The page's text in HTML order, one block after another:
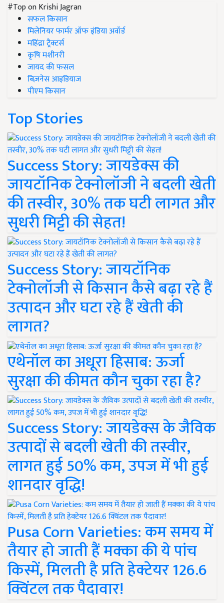
#Top on Krishi Jagran
सफल किसान
मिलेनियर फार्मर ऑफ इंडिया अवॉर्ड
महिंद्रा ट्रैक्टर्स
कृषि मशीनरी
जायद की फसल
बिज़नेस आइडियाज
पीएम किसान
Top Stories
Success Story: जायडेक्स की
जायटॉनिक टेक्नोलॉजी ने बदली खेती
की तस्वीर, 30% तक घटी लागत और
सुधरी मिट्टी की सेहत!
Success Story: जायटॉनिक
टेक्नोलॉजी से किसान कैसे बढ़ा रहे हैं
उत्पादन और घटा रहे हैं खेती की
लागत?
एथेनॉल का अधूरा हिसाब: ऊर्जा
सुरक्षा की कीमत कौन चुका रहा है?
Success Story: जायडेक्स के जैविक
उत्पादों से बदली खेती की तस्वीर,
लागत हुई 50% कम, उपज में भी हुई
शानदार वृद्धि!
Pusa Corn Varieties: कम समय में
तैयार हो जाती हैं मक्का की ये पांच
किस्में, मिलती है प्रति हेक्टेयर 126.6
क्विंटल तक पैदावार!